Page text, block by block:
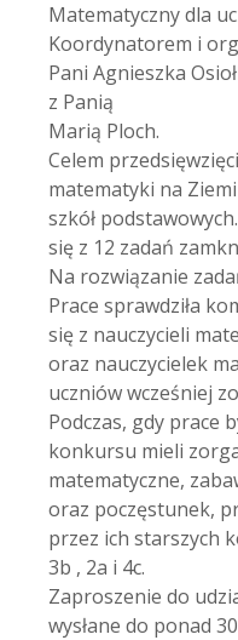
Matematyczny dla
Koordynatorem i
Pani Agnieszka
z Panią
Marią Ploch.
Celem
matematyki na
szkół
się z 12 zadań
Na rozwiązanie
Prace sprawdziła
się z nauczycieli
oraz nauczycielek
uczniów wcześniej
Podczas, gdy prace
konkursu mieli
matematyczne,
oraz poczęstunek,
przez ich starszych
3b , 2a i 4c.
Zaproszenie do
wysłane do ponad